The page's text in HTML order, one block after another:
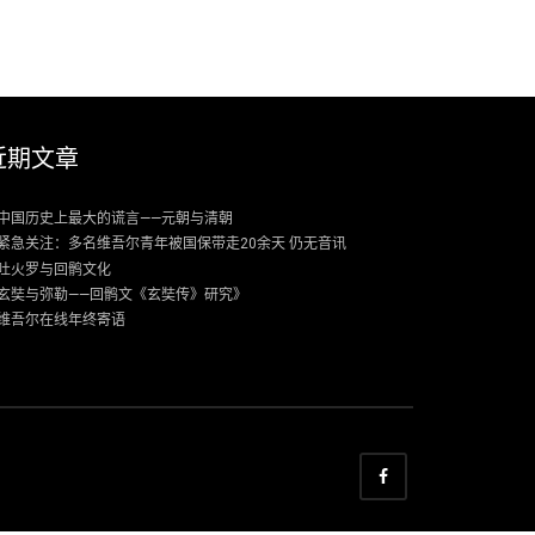
期文章
国历史上最大的谎言——元朝与清朝
急关注：多名维吾尔青年被国保带走20余天 仍无音讯
火罗与回鹘文化
奘与弥勒——回鹘文《玄奘传》研究》
吾尔在线年终寄语